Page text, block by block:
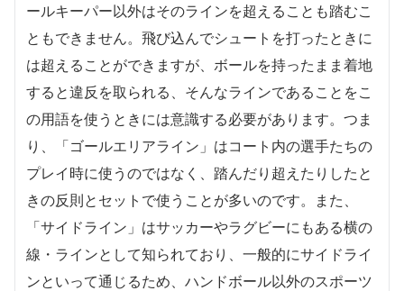
ールキーパー以外はそのラインを超えることも踏むこ
ともできません。飛び込んでシュートを打ったときに
は超えることができますが、ボールを持ったまま着地
すると違反を取られる、そんなラインであることをこ
の用語を使うときには意識する必要があります。つま
り、「ゴールエリアライン」はコート内の選手たちの
プレイ時に使うのではなく、踏んだり超えたりしたと
きの反則とセットで使うことが多いのです。また、
「サイドライン」はサッカーやラグビーにもある横の
線・ラインとして知られており、一般的にサイドライ
ンといって通じるため、ハンドボール以外のスポーツ